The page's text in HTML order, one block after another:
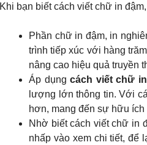
Khi bạn biết cách viết chữ in
Phần chữ in đậm, in
trình tiếp xúc với hàng
nâng cao hiệu quả truyền
Áp dụngcách viết chữ
lượng lớn thông tin. Với
hơn, mang đến sự hữu
Nhờ biết cách viết chữ in
nhấp vào xem chi tiết, để